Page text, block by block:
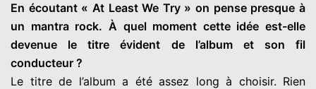
En écoutant « At Least We Try » on pense presque à
un mantra rock. À quel moment cette idée est-elle
devenue le titre évident de l’album et son fil
conducteur ?
Le titre de l’album a été assez long à choisir. Rien